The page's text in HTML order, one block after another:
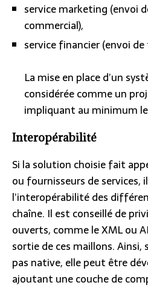
service marketing (envoi
commercial),
service financier (envoi
La mise en place d’un
considérée comme un
impliquant au minimum
Interopérabilité
Si la solution choisie fait
ou fournisseurs de services,
l’interopérabilité des
chaîne. Il est conseillé de
ouverts, comme le XML ou
sortie de ces maillons. Ainsi,
pas native, elle peut être
ajoutant une couche de